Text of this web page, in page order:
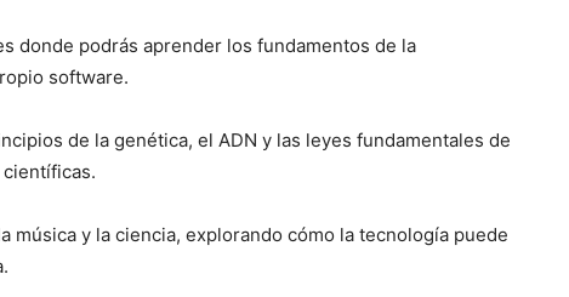
donde podrás aprender los fundamentos de la
software.
de la genética, el ADN y las leyes fundamentales de
música y la ciencia, explorando cómo la tecnología puede